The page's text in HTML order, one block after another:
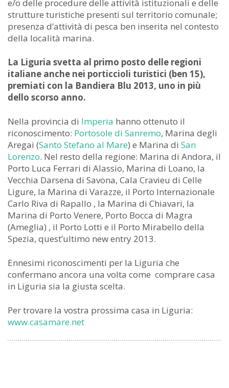
e/o delle procedure delle attività istituzionali e delle
strutture turistiche presenti sul territorio comunale;
presenza d’attività di pesca ben inserita nel contesto
della località marina.
La Liguria svetta al primo posto delle regioni
italiane anche nei porticcioli turistici (ben 15),
premiati con la Bandiera Blu 2013, uno in più
dello scorso anno.
Nella provincia di Imperia hanno ottenuto il
riconoscimento: Portosole di Sanremo, Marina degli
Aregai (Santo Stefano al Mare) e Marina di San
Lorenzo. Nel resto della regione: Marina di Andora, il
Porto Luca Ferrari di Alassio, Marina di Loano, la
Vecchia Darsena di Savona, Cala Cravieu di Celle
Ligure, la Marina di Varazze, il Porto Internazionale
Carlo Riva di Rapallo , la Marina di Chiavari, la
Marina di Porto Venere, Porto Bocca di Magra
(Ameglia) , il Porto Lotti e il Porto Mirabello della
Spezia, quest’ultimo new entry 2013.
Ennesimi riconoscimenti per la Liguria che
confermano ancora una volta come comprare casa
in Liguria sia la giusta scelta.
Per trovare la vostra prossima casa in Liguria:
www.casamare.net